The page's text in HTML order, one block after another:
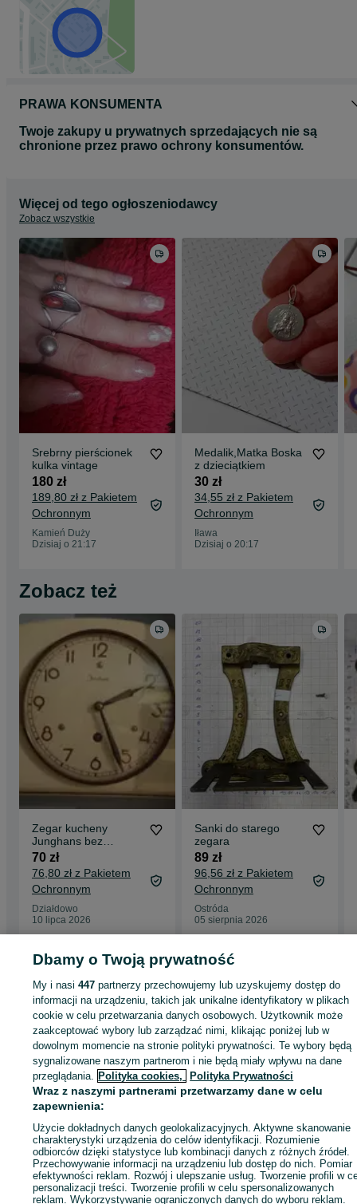
PRAWA KONSUMENTA
Twoje zakupy u prywatnych sprzedających nie są
chronione przez prawo ochrony konsumentów.
Więcej od tego ogłoszeniodawcy
Zobacz wszystkie
Srebrny pierścionek
kulka vintage
180 zł
189,80 zł z Pakietem
Ochronnym
Kamień Duży
Dzisiaj o 21:17
Medalik,Matka Boska
z dzieciątkiem
30 zł
34,55 zł z Pakietem
Ochronnym
Iława
Dzisiaj o 20:17
Zobacz też
Zegar kucheny
Junghans bez
kluczyka.
70 zł
76,80 zł z Pakietem
Ochronnym
Działdowo
10 lipca 2026
Sanki do starego
zegara
89 zł
96,56 zł z Pakietem
Ochronnym
Ostróda
05 sierpnia 2026
Produkty rękodzielnicze - Warmińsko-mazurskie
Produkty rękodzielnicze -
Iława
KATEGORIA
ID:759773202 Wyświetlenia:
Kup
Dbamy o Twoją prywatność
My i nasi447 partnerzy przechowujemy lub uzyskujemy dostęp do
informacji na urządzeniu, takich jak unikalne identyfikatory w plikach
cookie w celu przetwarzania danych osobowych. Użytkownik może
zaakceptować wybory lub zarządzać nimi, klikając poniżej lub w
dowolnym momencie na stronie polityki prywatności. Te wybory będą
sygnalizowane naszym partnerom i nie będą miały wpływu na dane
przeglądania. Polityka cookies, Polityka Prywatności
Wraz z naszymi partnerami przetwarzamy dane w celu
zapewnienia:
Użycie dokładnych danych geolokalizacyjnych. Aktywne skanowanie
charakterystyki urządzenia do celów identyfikacji. Rozumienie
odbiorców dzięki statystyce lub kombinacji danych z różnych źródeł.
Przechowywanie informacji na urządzeniu lub dostęp do nich. Pomiar
efektywności reklam. Rozwój i ulepszanie usług. Tworzenie profili w
personalizacji treści. Tworzenie profili w celu spersonalizowanych
reklam. Wykorzystywanie ograniczonych danych do wyboru reklam.